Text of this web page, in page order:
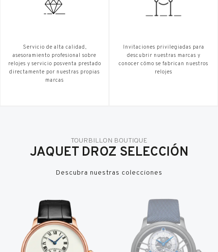
Servicio de alta calidad,
asesoramiento profesional sobre
relojes y servicio posventa prestado
directamente por nuestras propias
marcas
Invitaciones privilegiadas para
descubrir nuestras marcas y
conocer cómo se fabrican nuestros
relojes
TOURBILLON BOUTIQUE
JAQUET DROZ SELECCIÓN
Descubra nuestras colecciones